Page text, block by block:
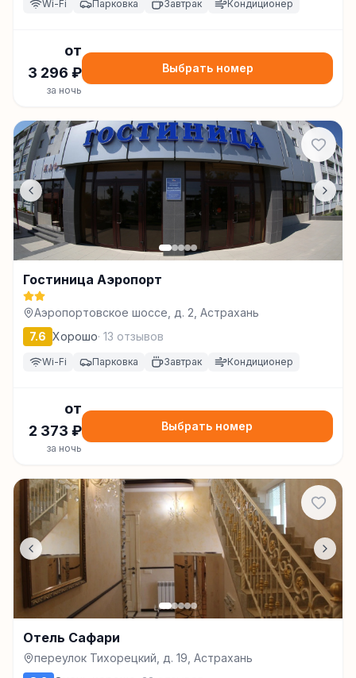
Wi-Fi Парковка Завтрак Кондиционер
от
3 296 ₽
за ночь
Выбрать номер
Гостиница Аэропорт
Аэропортовское шоссе, д. 2, Астрахань
7.6 Хорошо· 13 отзывов
Wi-Fi Парковка Завтрак Кондиционер
от
2 373 ₽
за ночь
Выбрать номер
Отель Сафари
переулок Тихорецкий, д. 19, Астрахань